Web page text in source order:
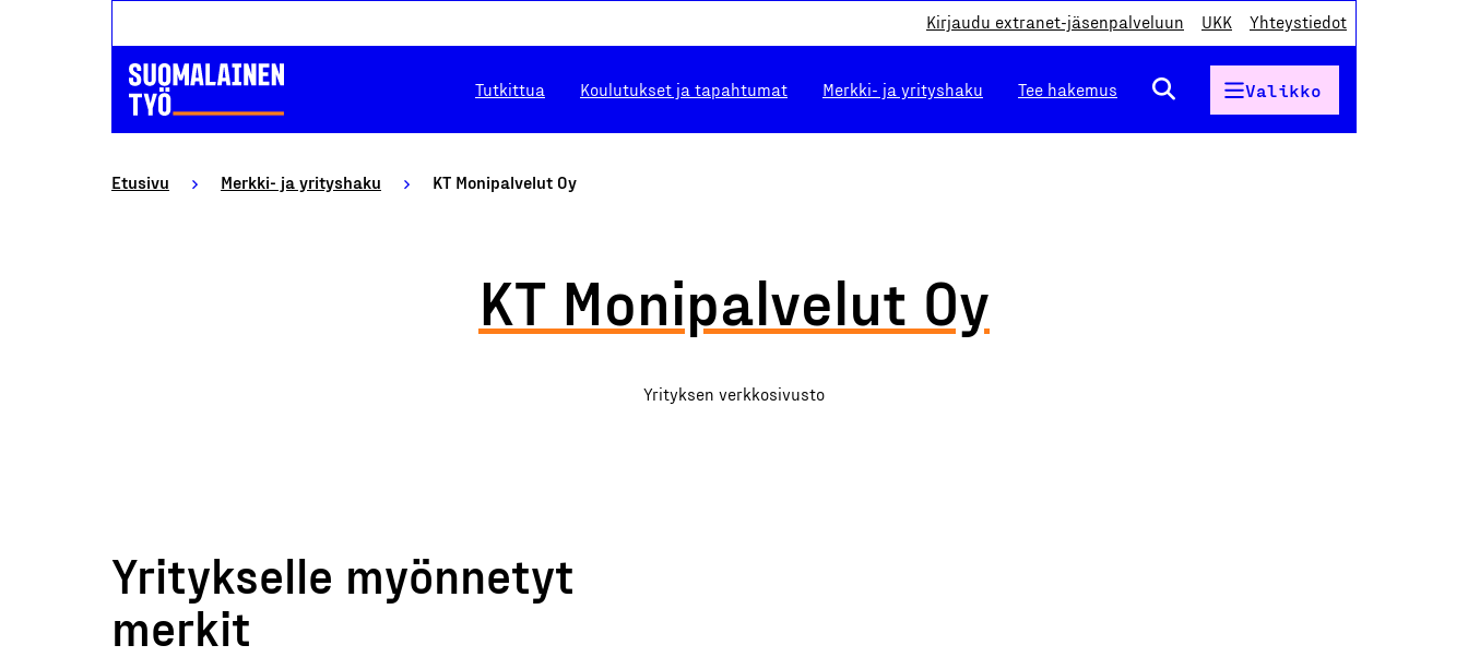
Kirjaudu extranet-jäsenpalveluun UKK Yhteystiedot
Tutkittua Koulutukset ja tapahtumat Merkki- ja yrityshaku Tee hakemus Valikko
Etusivu Merkki- ja yrityshaku KT Monipalvelut Oy
KT Monipalvelut Oy
Yrityksen verkkosivusto
Yritykselle myönnetyt
merkit